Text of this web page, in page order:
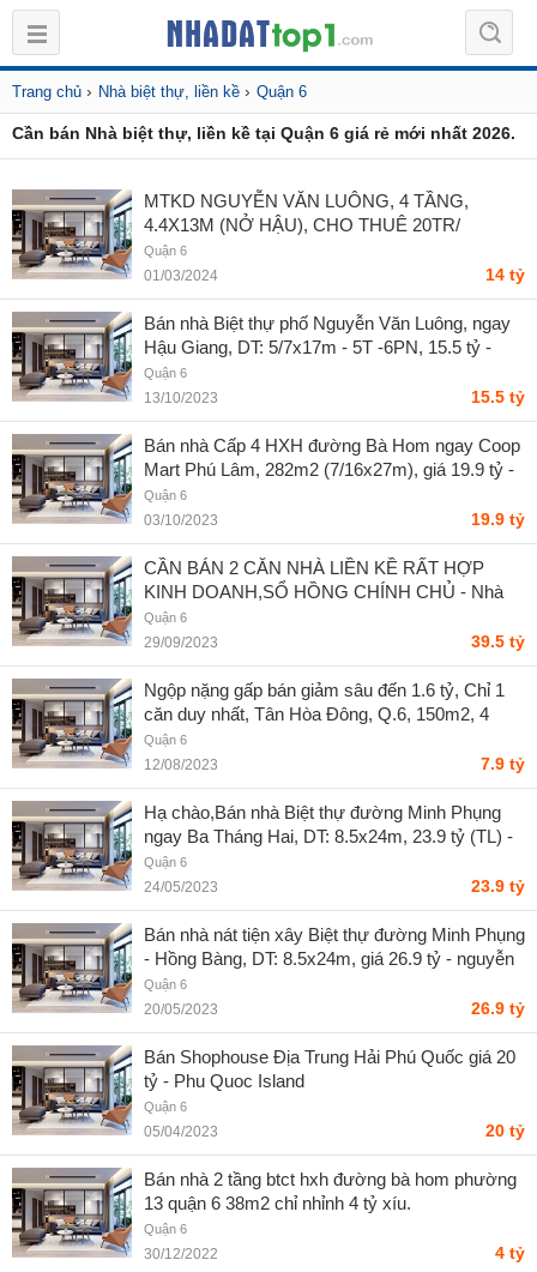
Trang chủ › Nhà biệt thự, liền kề › Quận 6
Cần bán Nhà biệt thự, liền kề tại Quận 6 giá rẻ mới nhất 2026.
MTKD NGUYỄN VĂN LUÔNG, 4 TẦNG,
4.4X13M (NỞ HẬU), CHO THUÊ 20TR/
THÁNG - A Ngà
Quận 6
01/03/2024 14 tỷ
Bán nhà Biệt thự phố Nguyễn Văn Luông, ngay
Hậu Giang, DT: 5/7x17m - 5T -6PN, 15.5 tỷ -
Nguyễn văn thuận
Quận 6
13/10/2023 15.5 tỷ
Bán nhà Cấp 4 HXH đường Bà Hom ngay Coop
Mart Phú Lâm, 282m2 (7/16x27m), giá 19.9 tỷ -
nguyễn văn thuận
Quận 6
03/10/2023 19.9 tỷ
CẦN BÁN 2 CĂN NHÀ LIỀN KỀ RẤT HỢP
KINH DOANH,SỔ HỒNG CHÍNH CHỦ - Nhà
Chính Chủ
Quận 6
29/09/2023 39.5 tỷ
Ngộp nặng gấp bán giảm sâu đến 1.6 tỷ, Chỉ 1
căn duy nhất, Tân Hòa Đông, Q.6, 150m2, 4
tầng, ngang 7.5m, nở hậu tài lộc, nhỉnh 30tr/m2 -
Văng Linh
Quận 6
12/08/2023 7.9 tỷ
Hạ chào,Bán nhà Biệt thự đường Minh Phụng
ngay Ba Tháng Hai, DT: 8.5x24m, 23.9 tỷ (TL) -
Nguyễn văn thuận
Quận 6
24/05/2023 23.9 tỷ
Bán nhà nát tiện xây Biệt thự đường Minh Phụng
- Hồng Bàng, DT: 8.5x24m, giá 26.9 tỷ - nguyễn
văn thuận
Quận 6
20/05/2023 26.9 tỷ
Bán Shophouse Địa Trung Hải Phú Quốc giá 20
tỷ - Phu Quoc Island
Quận 6
05/04/2023 20 tỷ
Bán nhà 2 tầng btct hxh đường bà hom phường
13 quận 6 38m2 chỉ nhỉnh 4 tỷ xíu.
Quận 6
30/12/2022 4 tỷ